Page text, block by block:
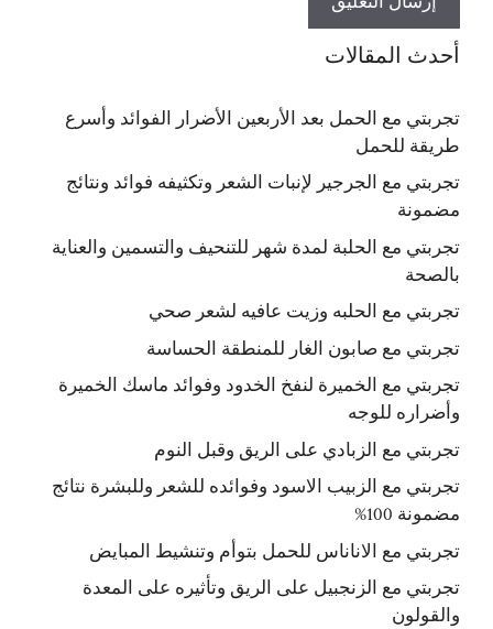
أحدث المقالات
تجربتي مع الحمل بعد الأربعين الأضرار الفوائد وأسرع
طريقة للحمل
تجربتي مع الجرجير لإنبات الشعر وتكثيفه فوائد ونتائج
مضمونة
تجربتي مع الحلبة لمدة شهر للتنحيف والتسمين والعناية
بالصحة
تجربتي مع الحلبه وزيت عافيه لشعر صحي
تجربتي مع صابون الغار للمنطقة الحساسة
تجربتي مع الخميرة لنفخ الخدود وفوائد ماسك الخميرة
وأضراره للوجه
تجربتي مع الزبادي على الريق وقبل النوم
تجربتي مع الزبيب الاسود وفوائده للشعر وللبشرة نتائج
مضمونة 100%
تجربتي مع الاناناس للحمل بتوأم وتنشيط المبايض
تجربتي مع الزنجبيل على الريق وتأثيره على المعدة
والقولون